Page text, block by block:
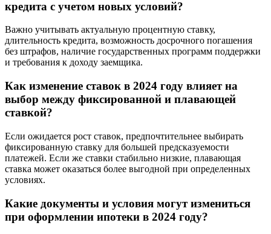
кредита с учетом новых условий?
Важно учитывать актуальную процентную ставку,
длительность кредита, возможность досрочного погашения
без штрафов, наличие государственных программ поддержки
и требования к доходу заемщика.
Как изменение ставок в 2024 году влияет на
выбор между фиксированной и плавающей
ставкой?
Если ожидается рост ставок, предпочтительнее выбирать
фиксированную ставку для большей предсказуемости
платежей. Если же ставки стабильно низкие, плавающая
ставка может оказаться более выгодной при определенных
условиях.
Какие документы и условия могут измениться
при оформлении ипотеки в 2024 году?